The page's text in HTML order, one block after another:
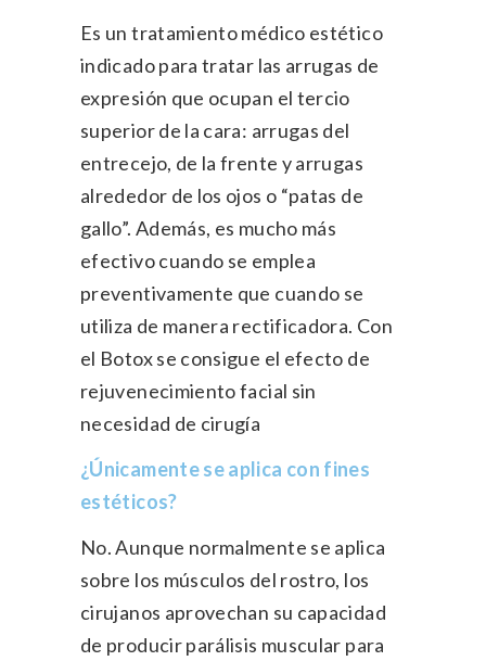
Es un tratamiento médico estético
indicado para tratar las arrugas de
expresión que ocupan el tercio
superior de la cara: arrugas del
entrecejo, de la frente y arrugas
alrededor de los ojos o “patas de
gallo”. Además, es mucho más
efectivo cuando se emplea
preventivamente que cuando se
utiliza de manera rectificadora. Con
el Botox se consigue el efecto de
rejuvenecimiento facial sin
necesidad de cirugía
¿Únicamente se aplica con fines
estéticos?
No. Aunque normalmente se aplica
sobre los músculos del rostro, los
cirujanos aprovechan su capacidad
de producir parálisis muscular para